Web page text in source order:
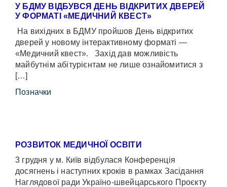
У БДМУ ВІДБУВСЯ ДЕНЬ ВІДКРИТИХ ДВЕРЕЙ
У ФОРМАТІ «МЕДИЧНИЙ КВЕСТ»
На вихідних в БДМУ пройшов День відкритих
дверей у новому інтерактивному форматі —
«Медичний квест». Захід дав можливість
майбутнім абітурієнтам не лише ознайомитися з
[…]
Позначки
РОЗВИТОК МЕДИЧНОЇ ОСВІТИ
3 грудня у м. Київ відбулася Конференція
досягнень і наступних кроків в рамках Засідання
Наглядової ради Україно-швейцарського Проєкту